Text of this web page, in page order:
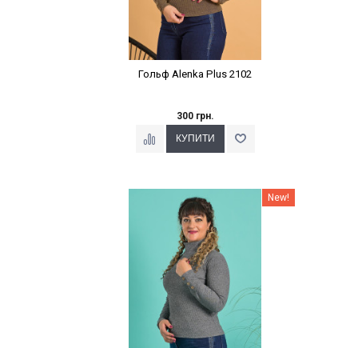
Гольф Alenka Plus 2102
300 грн.
New!